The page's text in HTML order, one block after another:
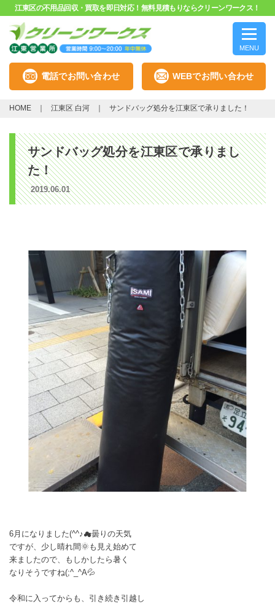
江東区の不用品回収・買取を即日対応！無料見積もりならクリーンワークス！
MENU
電話でお問い合わせ WEBでお問い合わせ
HOME 江東区 白河 サンドバッグ処分を江東区で承りました！
サンドバッグ処分を江東区で承りまし
た！
2019.06.01
6月になりました(^^♪☁曇りの天気
ですが、少し晴れ間🌞も見え始めて
来ましたので、もしかしたら暑く
なりそうですね(;^_^A💦
令和に入ってからも、引き続き引越し